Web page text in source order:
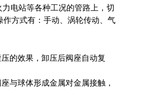
电站等各种工况的管路上，切
方式有：手动、涡轮传动、气
的效果，卸压后阀座自动复
与球体形成金属对金属接触，